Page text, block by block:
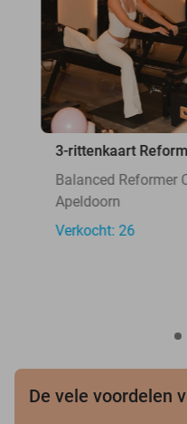
3-rittenkaart
Balanced Reformer
Apeldoorn
Verkocht: 26
De vele voordelen